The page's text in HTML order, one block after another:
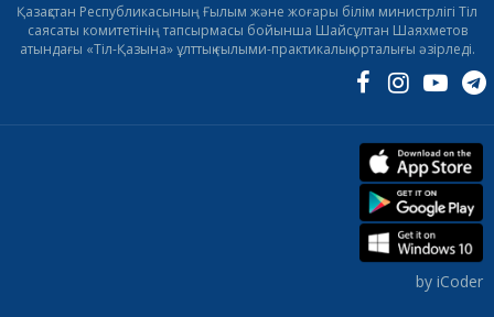
Қазақстан Республикасының Ғылым және жоғары білім министрлігі Тіл
саясаты комитетінің тапсырмасы бойынша Шайсұлтан Шаяхметов
атындағы «Тіл-Қазына» ұлттық ғылыми-практикалық орталығы әзірледі.
by iCoder